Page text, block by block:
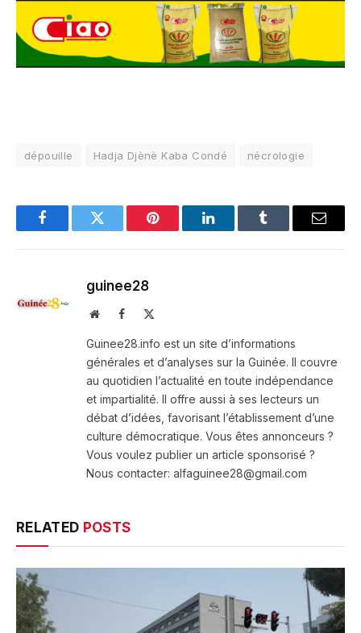
dépouille Hadja Djènè Kaba Condé nécrologie
FacebookTwitter Pinterest LinkedInTumblr Email
guinee28
WebsiteFacebook
Guinee28.info est un site d’informations
générales et d’analyses sur la Guinée. Il couvre
au quotidien l’actualité en toute indépendance
et impartialité. Il offre aussi à ses lecteurs un
débat d’idées, favorisant l’établissement d’une
culture démocratique. Vous êtes annonceurs ?
Vous voulez publier un article sponsorisé ?
Nous contacter: alfaguinee28@gmail.com
RELATED POSTS